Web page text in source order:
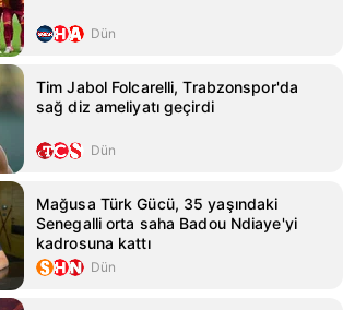
Dün
Tim Jabol Folcarelli, Trabzonspor'da
sağ diz ameliyatı geçirdi
Dün
Mağusa Türk Gücü, 35 yaşındaki
Senegalli orta saha Badou Ndiaye'yi
kadrosuna kattı
Dün